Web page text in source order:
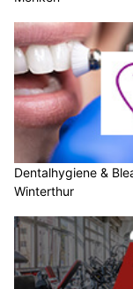
Dentalhygiene &
Winterthur